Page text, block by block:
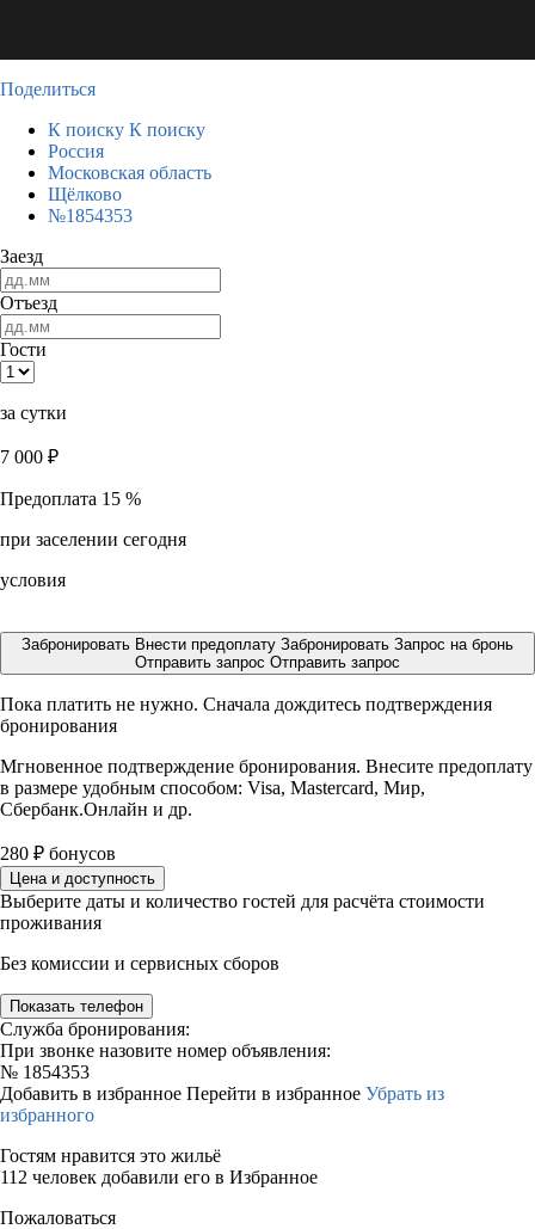
Поделиться
К поиску К поиску
Россия
Московская область
Щёлково
№1854353
Заезд
Отъезд
Гости
за сутки
7 000 ₽
Предоплата 15 %
при заселении сегодня
условия
Забронировать Внести предоплату Забронировать Запрос на бронь
Отправить запрос Отправить запрос
Пока платить не нужно. Сначала дождитесь подтверждения
бронирования
Мгновенное подтверждение бронирования. Внесите предоплату
в размере удобным способом: Visa, Mastercard, Мир,
Сбербанк.Онлайн и др.
280 ₽ бонусов
Цена и доступность
Выберите даты и количество гостей для расчёта стоимости
проживания
Без комиссии и сервисных сборов
Показать телефон
Служба бронирования:
При звонке назовите номер объявления:
№ 1854353
Добавить в избранное Перейти в избранное Убрать из
избранного
Гостям нравится это жильё
112 человек добавили его в Избранное
Пожаловаться